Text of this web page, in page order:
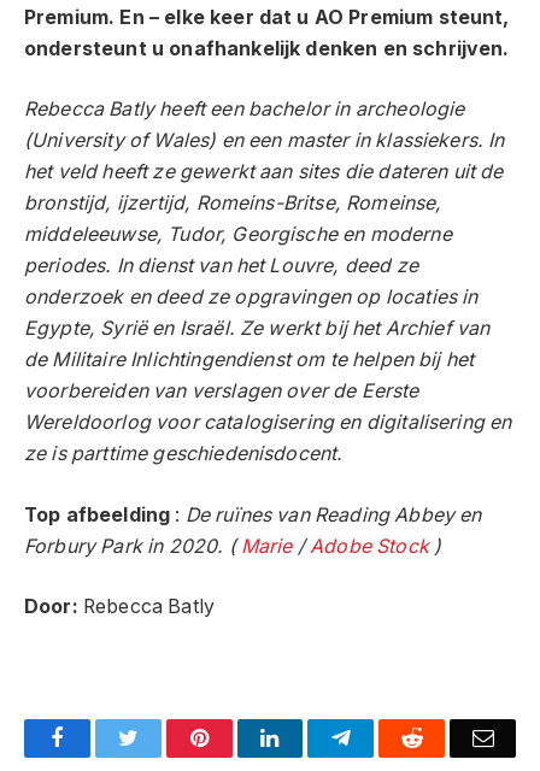
Premium. En – elke keer dat u AO Premium steunt,
ondersteunt u onafhankelijk denken en schrijven.
Rebecca Batlyheeft een bachelor in archeologie
(University of Wales) en een master in klassiekers. In
het veld heeft ze gewerkt aan sites die dateren uit de
bronstijd, ijzertijd, Romeins-Britse, Romeinse,
middeleeuwse, Tudor, Georgische en moderne
periodes. In dienst van het Louvre, deed ze
onderzoek en deed ze opgravingen op locaties in
Egypte, Syrië en Israël. Ze werkt bij het Archief van
de Militaire Inlichtingendienst om te helpen bij het
voorbereiden van verslagen over de Eerste
Wereldoorlog voor catalogisering en digitalisering en
ze is parttime geschiedenisdocent.
Top afbeelding : De ruïnes van Reading Abbey en
Forbury Park in 2020. (Marie/Adobe Stock )
Door: Rebecca Batly
FacebookTwitter PinterestLinkedInTelegramReddit